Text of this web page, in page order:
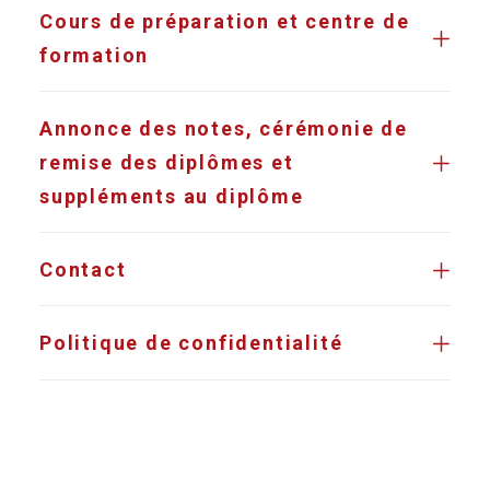
Cours de préparation et centre de
formation
Annonce des notes, cérémonie de
remise des diplômes et
suppléments au diplôme
Contact
Politique de confidentialité